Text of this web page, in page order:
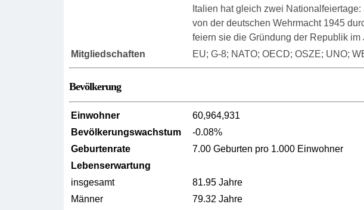
Italien hat gleich zwei
von der deutschen Wehrmacht 1945
feiern sie die Gründung der Republik im
Mitgliedschaften
EU; G-8; NATO; OECD; OSZE; UNO;
Bevölkerung
Einwohner
60,964,931
Bevölkerungswachstum
-0.08%
Geburtenrate
7.00 Geburten pro 1.000 Einwohner
Lebenserwartung
insgesamt
81.95 Jahre
Männer
79.32 Jahre